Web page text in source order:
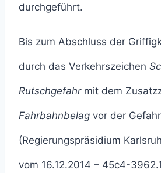
durchgeführt.
Bis zum Abschluss der
durch das Verkehrszeichen
Rutschgefahrmit dem
Fahrbahnbelag vor der
(Regierungspräsidium
vom 16.12.2014 – 45c4-